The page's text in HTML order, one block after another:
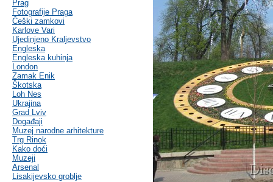
Prag
Fotografije Praga
Češki zamkovi
Karlove Vari
Ujedinjeno Kraljevstvo
Engleska
Engleska kuhinja
London
Zamak Enik
Škotska
Loh Nes
Ukrajina
Grad Lviv
Događaji
Muzej narodne arhitekture
Trg Rinok
Kako doći
Muzeji
Arsenal
Lisakijevsko groblje